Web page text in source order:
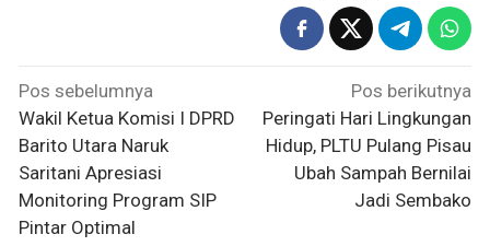
Navigasi
pos
Pos sebelumnya
Wakil Ketua Komisi I DPRD
Barito Utara Naruk
Saritani Apresiasi
Monitoring Program SIP
Pintar Optimal
Pos berikutnya
Peringati Hari Lingkungan
Hidup, PLTU Pulang Pisau
Ubah Sampah Bernilai
Jadi Sembako